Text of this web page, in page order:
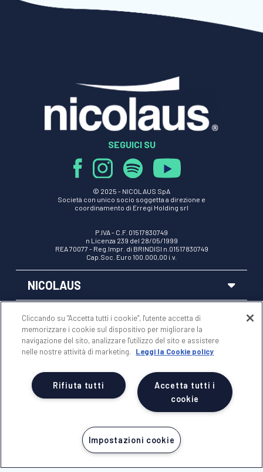
SEGUICI SU
© 2025 - NICOLAUS SpA
Società con unico socio soggetta a direzione e
coordinamento di Erregi Holding srl
P.IVA - C.F. 01517830749
n Licenza 239 del 28/05/1999
REA 70077 - Reg.Impr. di BRINDISI n.01517830749
Cap.Soc. Euro 100.000,00 i.v.
NICOLAUS
AREA RISERVATA
NOTE LEGALI
Cliccando su “Accetta tutti i cookie”, l'utente accetta di
memorizzare i cookie sul dispositivo per migliorare la
navigazione del sito, analizzare l'utilizzo del sito e assistere
nelle nostre attività di marketing.
Leggi la Cookie policy
Accetta tutti i
cookie
Rifiuta tutti
Impostazioni cookie